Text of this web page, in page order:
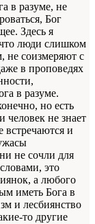
в разуме, не
Бог
Здесь я
люди слишком
не соизмеряют с
в проповедях
в разуме.
но есть
человек не знает
встречаются и
не сочли для
это
а любого
иметь Бога в
и лесбиянство
то другие